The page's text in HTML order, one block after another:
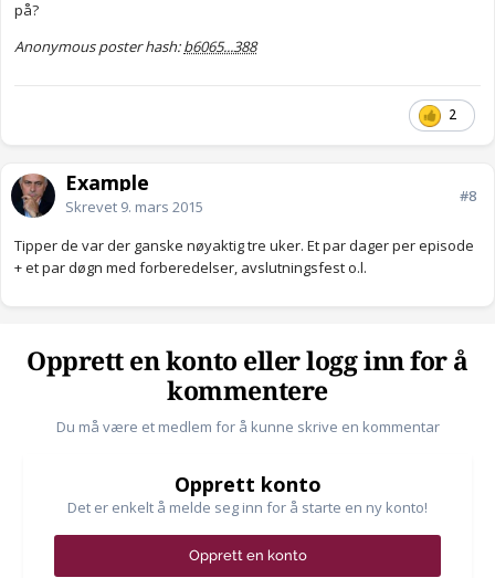
på?
Anonymous poster hash:b6065...388
2
Example
Skrevet 9. mars 2015
#8
Tipper de var der ganske nøyaktig tre uker. Et par dager per episode
+ et par døgn med forberedelser, avslutningsfest o.l.
Opprett en konto eller logg inn for å
kommentere
Du må være et medlem for å kunne skrive en kommentar
Opprett konto
Det er enkelt å melde seg inn for å starte en ny konto!
Opprett en konto